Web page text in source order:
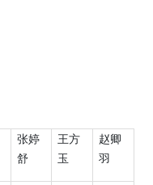
张婷
舒
王方
玉
赵卿
羽